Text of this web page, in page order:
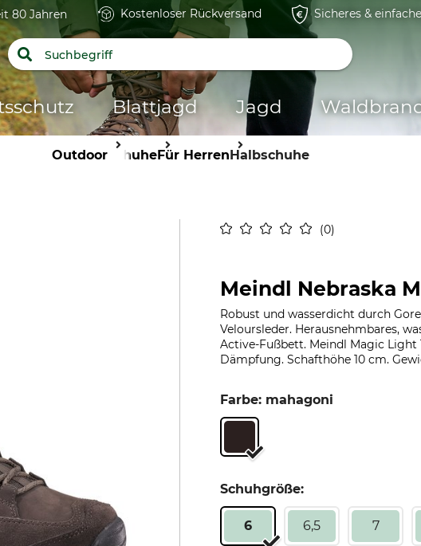
80 Jahren Kostenloser Rückversand Sicheres &
Blattjagd Jagd
OutdoorSchuheFür HerrenHalbschuhe
0
Meindl Nebraska
Robust und wasserdicht durch
Veloursleder. Herausnehmbares,
Active-Fußbett. Meindl Magic
Dämpfung. Schafthöhe 10 cm.
Farbe: mahagoni
Schuhgröße:
6 6,5 7